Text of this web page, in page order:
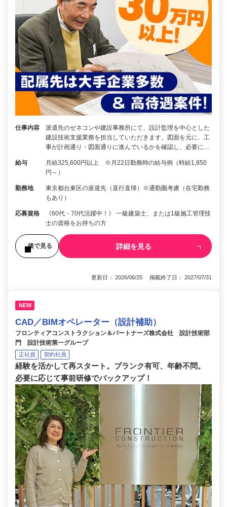
仕事内容
派遣先のゼネコンや建設事務所にて、設計監理を中心とした
建設技術支援業務を担当していただきます。図面を元に、工
事が計画通り・図面通りに進んでいるかを確認し、必要に…
給与
月給325,600円以上 ※月22日勤務時の給与例（時給1,850
円～）
勤務地
東京都台東区の派遣先（直行直帰）※通勤圏考慮（在宅勤務
もあり）
応募資格
《60代・70代活躍中！》 一級建築士、または1級施工管理技
士の資格をお持ちの方
後で見る 詳細を見る
更新日： 2026/06/25 掲載終了日： 2027/07/31
NEW
CAD／BIMオペレーター（設計補助）
フロンティアコンストラクション＆パートナーズ株式会社 設計技術部
門 設計技術第一グループ
正社員 契約社員
経験を活かして再スタート。ブランク有可、年齢不問。
必要に応じて事前研修でバックアップ！